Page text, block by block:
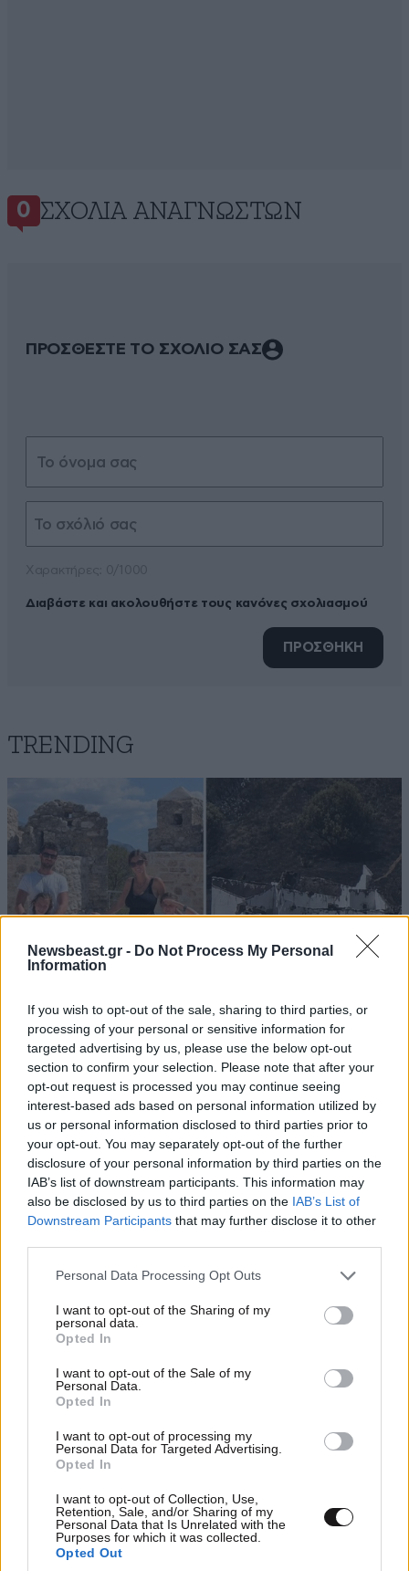
Newsbeast.gr - Do Not Process My Personal
Information
If you wish to opt-out of the sale, sharing to third parties, or
processing of your personal or sensitive information for
targeted advertising by us, please use the below opt-out
section to confirm your selection. Please note that after your
opt-out request is processed you may continue seeing
interest-based ads based on personal information utilized by
us or personal information disclosed to third parties prior to
your opt-out. You may separately opt-out of the further
disclosure of your personal information by third parties on the
IAB’s list of downstream participants. This information may
also be disclosed by us to third parties on the IAB’s List of
Downstream Participants that may further disclose it to other
Please note that this website/app uses one or more Google
not limited to your visit or usage behaviour. You may click to
grant or deny consent to Google and its third-party tags to
use your data for below specified purposes in below Google
consent section.
Personal Data Processing Opt Outs
I want to opt-out of the Sharing of my
personal data.
Opted In
I want to opt-out of the Sale of my
Personal Data.
Opted In
I want to opt-out of processing my
Personal Data for Targeted Advertising.
Opted In
I want to opt-out of Collection, Use,
Retention, Sale, and/or Sharing of my
Personal Data that Is Unrelated with the
Purposes for which it was collected.
Opted Out
0 ΣΧΌΛΙΑ ΑΝΑΓΝΩΣΤΏΝ
ΠΡΟΣΘΕΣΤΕ ΤΟ ΣΧΟΛΙΟ ΣΑΣ
Διαβάστε και ακολουθήστε τους κανόνες σχολιασμού
ΠΡΟΣΘΗΚΗ
TRENDING
ΕΛΛΑΔΑ05·08·2026 21:24
«Κάηκε το σπίτι μας στην Ελλάδα λίγο πριν
μετακομίσουμε»: Απαρηγόρητη η οικογένεια
από τη Βρετανία που είδε το όνειρο ζωής να
γίνεται στάχτη